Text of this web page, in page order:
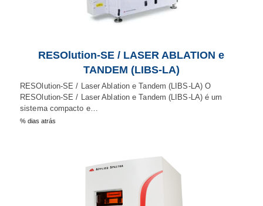
RESOlution-SE / LASER ABLATION e
TANDEM (LIBS-LA)
RESOlution-SE / Laser Ablation e Tandem (LIBS-LA) O
RESOlution-SE / Laser Ablation e Tandem (LIBS-LA) é um
sistema compacto e…
% dias atrás